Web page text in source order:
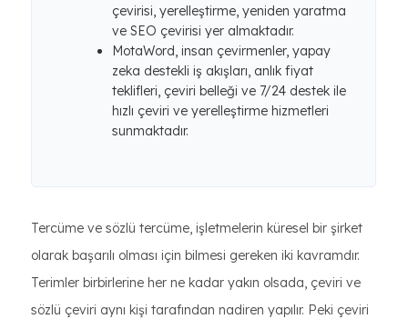
çevirisi, yerelleştirme, yeniden yaratma
ve SEO çevirisi yer almaktadır.
MotaWord, insan çevirmenler, yapay
zeka destekli iş akışları, anlık fiyat
teklifleri, çeviri belleği ve 7/24 destek ile
hızlı çeviri ve yerelleştirme hizmetleri
sunmaktadır.
Tercüme ve sözlü tercüme, işletmelerin küresel bir şirket
olarak başarılı olması için bilmesi gereken iki kavramdır.
Terimler birbirlerine her ne kadar yakın olsada, çeviri ve
sözlü çeviri aynı kişi tarafından nadiren yapılır. Peki çeviri